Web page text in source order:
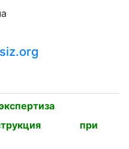
при